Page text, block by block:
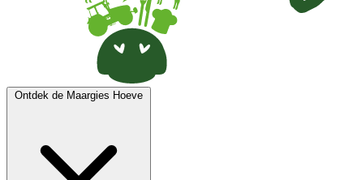
Ontdek de Maargies Hoeve